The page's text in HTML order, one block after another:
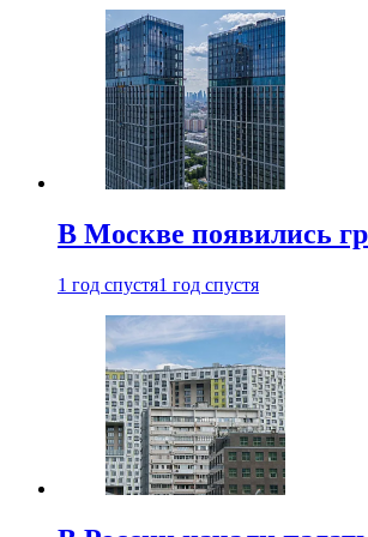
В Москве появились
1 год спустя1 год спустя